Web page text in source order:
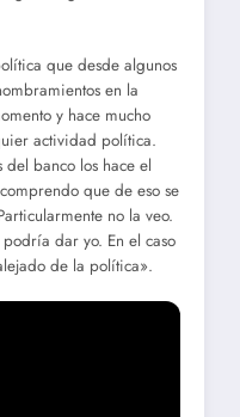
que desde algunos
en la
y hace mucho
actividad política.
banco los hace el
que de eso se
no la veo.
podría dar yo. En el caso
de la política».